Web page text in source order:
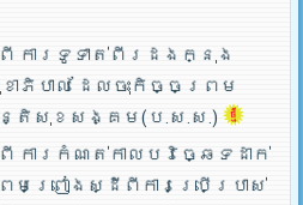
ការទូទាត់ពីរដងក្នុង
ភិបាល ដែលចុះកិច្ចព្រម
សន្តិសុខសង្គម(ប.ស.ស.)
ារកំណត់កាលបរិច្ឆេទដាក់
មព្រៀងស្ដីពីការប្រើប្រាស់